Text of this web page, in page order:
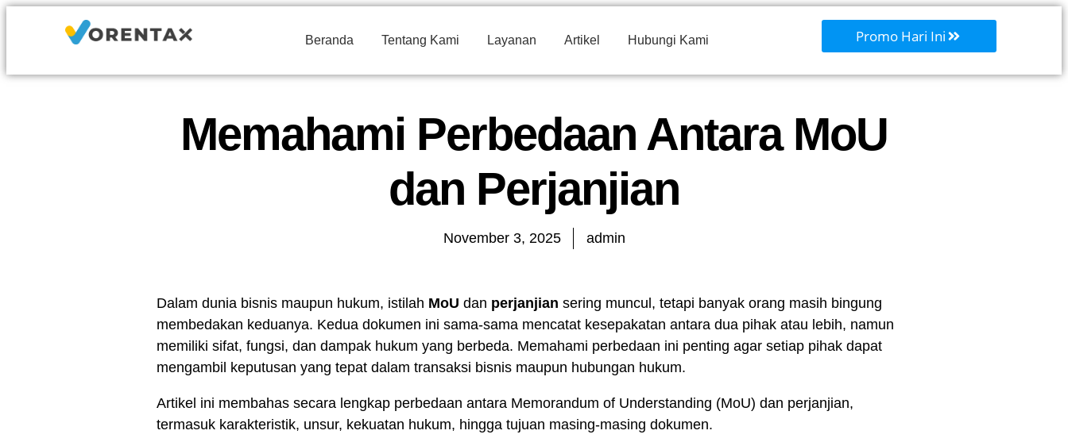
Beranda Tentang Kami Layanan Artikel Hubungi Kami Promo Hari Ini
Memahami Perbedaan Antara MoU
dan Perjanjian
November 3, 2025 admin
Dalam dunia bisnis maupun hukum, istilah MoU dan perjanjian sering muncul, tetapi banyak orang masih bingung
membedakan keduanya. Kedua dokumen ini sama-sama mencatat kesepakatan antara dua pihak atau lebih, namun
memiliki sifat, fungsi, dan dampak hukum yang berbeda. Memahami perbedaan ini penting agar setiap pihak dapat
mengambil keputusan yang tepat dalam transaksi bisnis maupun hubungan hukum.
Artikel ini membahas secara lengkap perbedaan antara Memorandum of Understanding (MoU) dan perjanjian,
termasuk karakteristik, unsur, kekuatan hukum, hingga tujuan masing-masing dokumen.